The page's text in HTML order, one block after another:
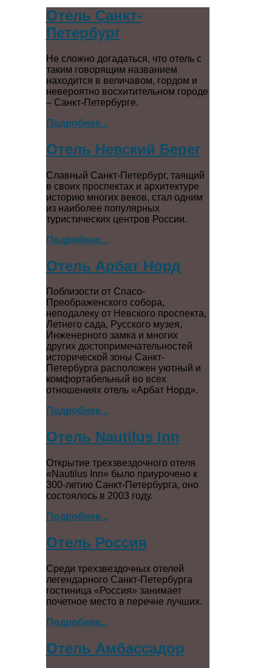
Отель Санкт-
Петербург
Не сложно догадаться, что отель с
таким говорящим названием
находится в величавом, гордом и
невероятно восхитительном городе
– Санкт-Петербурге.
Подробнее...
Отель Невский Берег
Славный Санкт-Петербург, таящий
в своих проспектах и архитектуре
историю многих веков, стал одним
из наиболее популярных
туристических центров России.
Подробнее...
Отель Арбат Норд
Поблизости от Спасо-
Преображенского собора,
неподалеку от Невского проспекта,
Летнего сада, Русского музея,
Инженерного замка и многих
других достопримечательностей
исторической зоны Санкт-
Петербурга расположен уютный и
комфортабельный во всех
отношениях отель «Арбат Норд».
Подробнее...
Отель Nautilus Inn
Открытие трехзвездочного отеля
«Nautilus Inn» было приурочено к
300-летию Санкт-Петербурга, оно
состоялось в 2003 году.
Подробнее...
Отель Россия
Среди трехзвездочных отелей
легендарного Санкт-Петербурга
гостиница «Россия» занимает
почетное место в перечне лучших.
Подробнее...
Отель Амбассадор